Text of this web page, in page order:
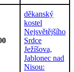
děkanský
kostel
Nejsvětějšího
Srdce
Ježíšova,
Jablonec nad
Nisou: